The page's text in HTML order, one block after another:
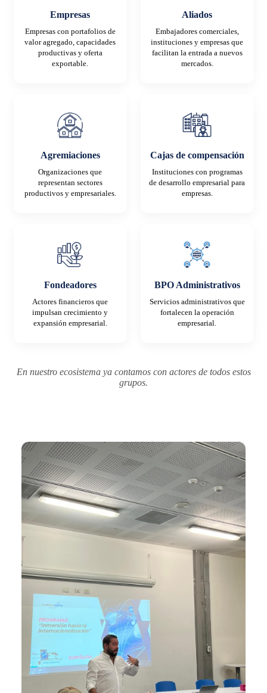
Empresas
Empresas con portafolios de
valor agregado, capacidades
productivas y oferta
exportable.
Aliados
Embajadores comerciales,
instituciones y empresas que
facilitan la entrada a nuevos
mercados.
Agremiaciones
Organizaciones que
representan sectores
productivos y empresariales.
Cajas de compensación
Instituciones con programas
de desarrollo empresarial para
empresas.
Fondeadores
Actores financieros que
impulsan crecimiento y
expansión empresarial.
BPO Administrativos
Servicios administrativos que
fortalecen la operación
empresarial.
En nuestro ecosistema ya contamos con actores de todos estos
grupos.